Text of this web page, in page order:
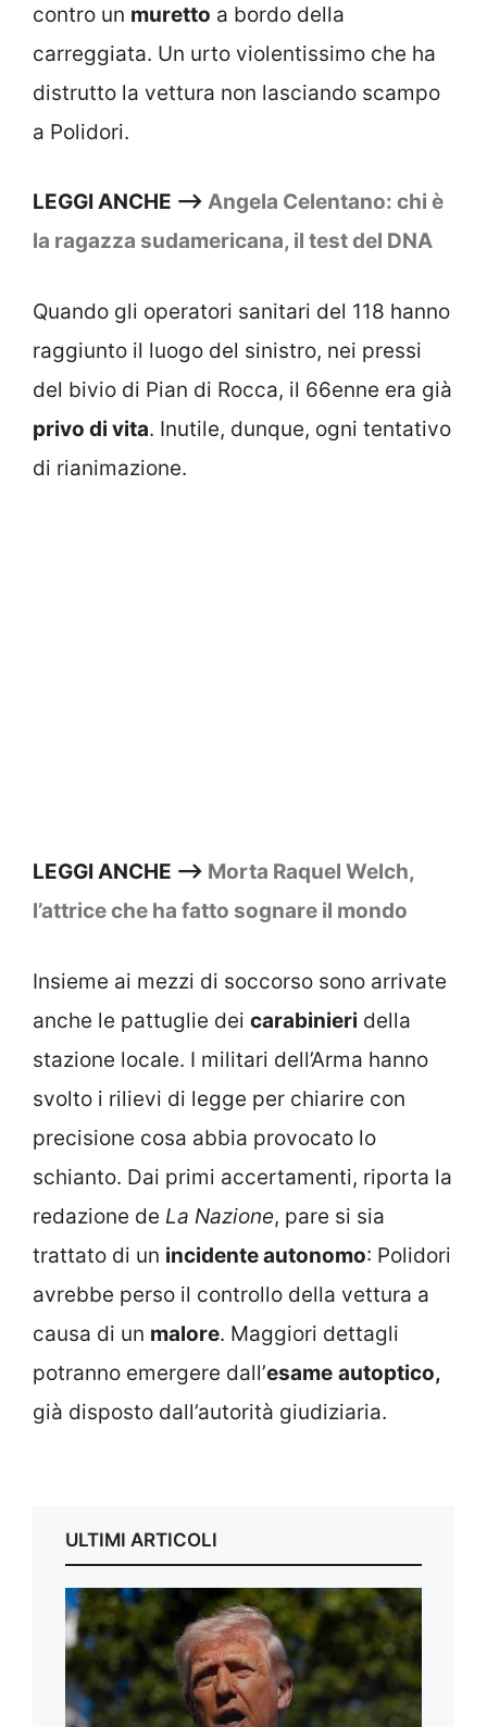
contro un muretto a bordo della
carreggiata. Un urto violentissimo che ha
distrutto la vettura non lasciando scampo
a Polidori.
LEGGI ANCHE —> Angela Celentano: chi è
la ragazza sudamericana, il test del DNA
Quando gli operatori sanitari del 118 hanno
raggiunto il luogo del sinistro, nei pressi
del bivio di Pian di Rocca, il 66enne era già
privo di vita. Inutile, dunque, ogni tentativo
di rianimazione.
LEGGI ANCHE —> Morta Raquel Welch,
l’attrice che ha fatto sognare il mondo
Insieme ai mezzi di soccorso sono arrivate
anche le pattuglie dei carabinieri della
stazione locale. I militari dell’Arma hanno
svolto i rilievi di legge per chiarire con
precisione cosa abbia provocato lo
schianto. Dai primi accertamenti, riporta la
redazione de La Nazione, pare si sia
trattato di un incidente autonomo: Polidori
avrebbe perso il controllo della vettura a
causa di un malore. Maggiori dettagli
potranno emergere dall’esame autoptico,
già disposto dall’autorità giudiziaria.
ULTIMI ARTICOLI